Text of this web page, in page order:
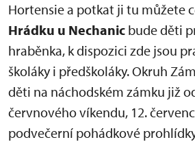
Hortensie a potkat ji tu můžete
Hrádku u Nechanic bude děti
hraběnka, k dispozici zde jsou
školáky i předškoláky. Okruh
děti na náchodském zámku již
červnového víkendu, 12.
podvečerní pohádkové